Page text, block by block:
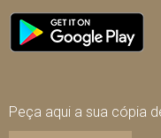
Peça aqui a sua cópia